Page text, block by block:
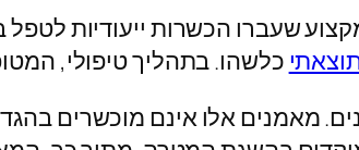
שעברו הכשרות ייעודיות
כלשהו. בתהליך טיפולי,
מאמנים אלו אינם מוכשרים